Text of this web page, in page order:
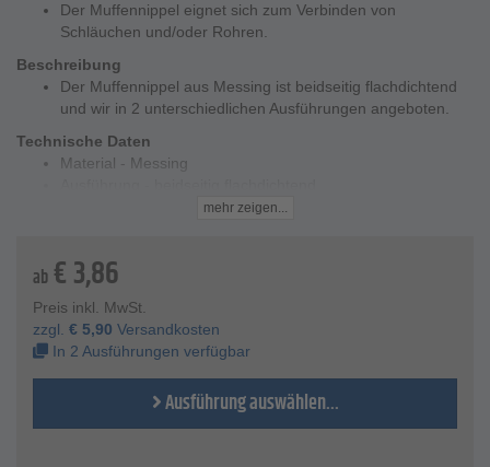
Der Muffennippel eignet sich zum Verbinden von
Schläuchen und/oder Rohren.
Beschreibung
Der Muffennippel aus Messing ist beidseitig flachdichtend
und wir in 2 unterschiedlichen Ausführungen angeboten.
Technische Daten
Material - Messing
Außengewinde - 3/4 und 1''
mehr zeigen...
ab €3,86
Preis inkl. MwSt.
zzgl. € 5,90 Versandkosten
In 2 Ausführungen verfügbar
Ausführung auswählen...